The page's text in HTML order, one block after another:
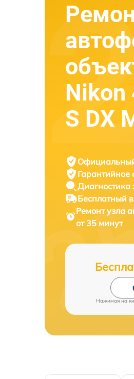
Nikon
S DX
Гарантийное
Диагностика
Бесплатный
Ремонт узла
от 35 минут
Нажимая на